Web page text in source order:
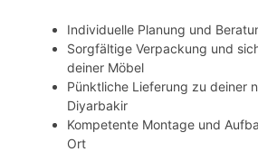
Individuelle Planung und
Sorgfältige Verpackung und
deiner Möbel
Pünktliche Lieferung zu deiner
Diyarbakir
Kompetente Montage und
Ort